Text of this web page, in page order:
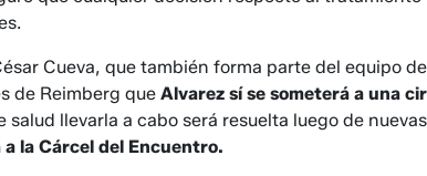
Cueva, que también forma parte del equipo
de Reimberg que Alvarez sí se someterá a una
salud llevarla a cabo será resuelta luego de
la Cárcel del Encuentro.